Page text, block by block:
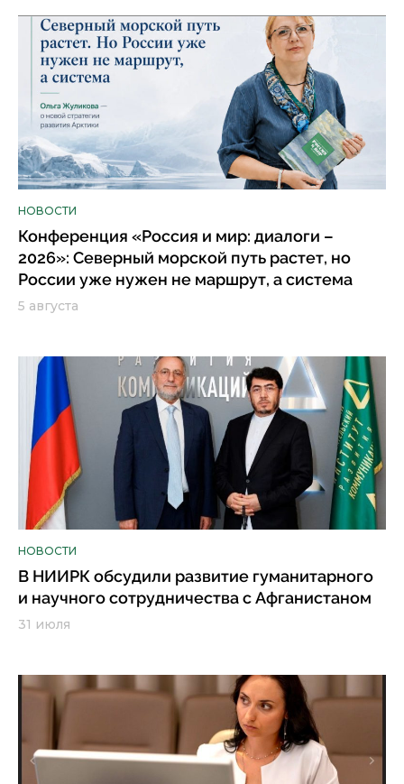
НОВОСТИ
Конференция «Россия и мир: диалоги –
2026»: Северный морской путь растет, но
России уже нужен не маршрут, а система
5 августа
НОВОСТИ
В НИИРК обсудили развитие гуманитарного
и научного сотрудничества с Афганистаном
31 июля